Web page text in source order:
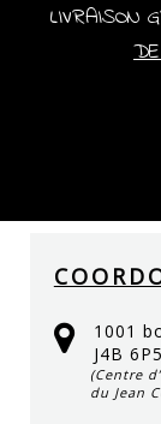
LIVRAISON
1001
J4B 6P5
(Centre
du Jean